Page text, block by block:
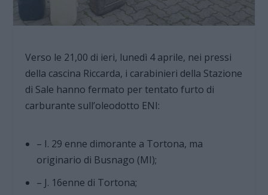
Verso le 21,00 di ieri, lunedì 4 aprile, nei pressi
della cascina Riccarda, i carabinieri della Stazione
di Sale hanno fermato per tentato furto di
carburante sull’oleodotto ENI:
– I. 29 enne dimorante a Tortona, ma
originario di Busnago (MI);
– J. 16enne di Tortona;